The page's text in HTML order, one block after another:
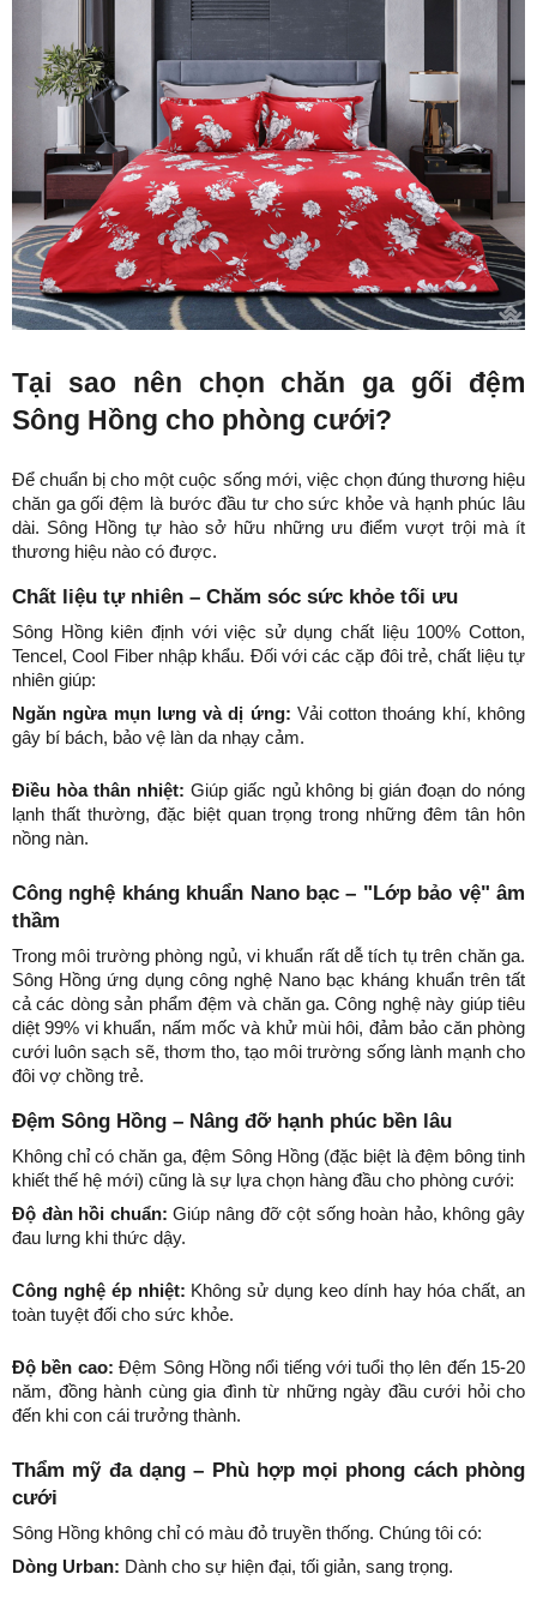
Tại sao nên chọn chăn ga gối đệm
Sông Hồng cho phòng cưới?
Để chuẩn bị cho một cuộc sống mới, việc chọn đúng thương hiệu
chăn ga gối đệm là bước đầu tư cho sức khỏe và hạnh phúc lâu
dài. Sông Hồng tự hào sở hữu những ưu điểm vượt trội mà ít
thương hiệu nào có được.
Chất liệu tự nhiên – Chăm sóc sức khỏe tối ưu
Sông Hồng kiên định với việc sử dụng chất liệu 100% Cotton,
Tencel, Cool Fiber nhập khẩu. Đối với các cặp đôi trẻ, chất liệu tự
nhiên giúp:
Ngăn ngừa mụn lưng và dị ứng: Vải cotton thoáng khí, không
gây bí bách, bảo vệ làn da nhạy cảm.
Điều hòa thân nhiệt: Giúp giấc ngủ không bị gián đoạn do nóng
lạnh thất thường, đặc biệt quan trọng trong những đêm tân hôn
nồng nàn.
Công nghệ kháng khuẩn Nano bạc – "Lớp bảo vệ" âm
thầm
Trong môi trường phòng ngủ, vi khuẩn rất dễ tích tụ trên chăn ga.
Sông Hồng ứng dụng công nghệ Nano bạc kháng khuẩn trên tất
cả các dòng sản phẩm đệm và chăn ga. Công nghệ này giúp tiêu
diệt 99% vi khuẩn, nấm mốc và khử mùi hôi, đảm bảo căn phòng
cưới luôn sạch sẽ, thơm tho, tạo môi trường sống lành mạnh cho
đôi vợ chồng trẻ.
Đệm Sông Hồng – Nâng đỡ hạnh phúc bền lâu
Không chỉ có chăn ga, đệm Sông Hồng (đặc biệt là đệm bông tinh
khiết thế hệ mới) cũng là sự lựa chọn hàng đầu cho phòng cưới:
Độ đàn hồi chuẩn: Giúp nâng đỡ cột sống hoàn hảo, không gây
đau lưng khi thức dậy.
Công nghệ ép nhiệt: Không sử dụng keo dính hay hóa chất, an
toàn tuyệt đối cho sức khỏe.
Độ bền cao: Đệm Sông Hồng nổi tiếng với tuổi thọ lên đến 15-20
năm, đồng hành cùng gia đình từ những ngày đầu cưới hỏi cho
đến khi con cái trưởng thành.
Thẩm mỹ đa dạng – Phù hợp mọi phong cách phòng
cưới
Sông Hồng không chỉ có màu đỏ truyền thống. Chúng tôi có:
Dòng Urban: Dành cho sự hiện đại, tối giản, sang trọng.